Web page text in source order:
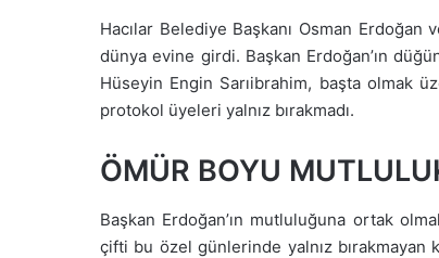
Hacılar Belediye Başkanı Osman
dünya evine girdi. Başkan Erdoğan’ın
Hüseyin Engin Sarıibrahim, başta olmak
protokol üyeleri yalnız bırakmadı.
ÖMÜR BOYU
Başkan Erdoğan’ın mutluluğuna ortak
çifti bu özel günlerinde yalnız